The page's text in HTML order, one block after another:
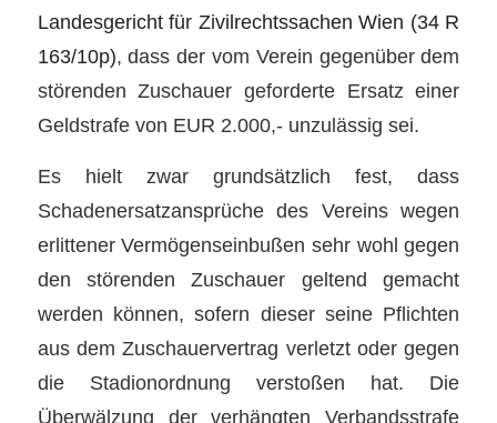
Landesgericht für Zivilrechtssachen Wien (34 R
163/10p), dass der vom Verein gegenüber dem
störenden Zuschauer geforderte Ersatz einer
Geldstrafe von EUR 2.000,- unzulässig sei.
Es hielt zwar grundsätzlich fest, dass
Schadenersatzansprüche des Vereins wegen
erlittener Vermögenseinbußen sehr wohl gegen
den störenden Zuschauer geltend gemacht
werden können, sofern dieser seine Pflichten
aus dem Zuschauervertrag verletzt oder gegen
die Stadionordnung verstoßen hat. Die
Überwälzung der verhängten Verbandsstrafe